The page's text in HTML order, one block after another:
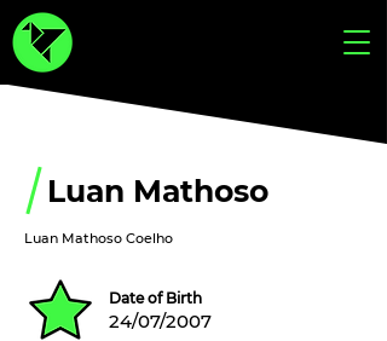
Luan Mathoso
Luan Mathoso Coelho
Date of Birth
24/07/2007